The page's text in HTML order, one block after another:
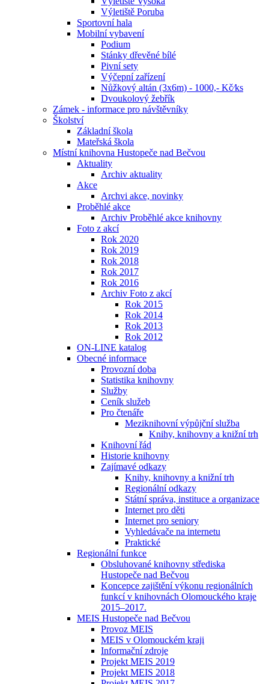
Výletiště Poruba
Sportovní hala
Mobilní vybavení
Podium
Stánky dřevěné bílé
Pivní sety
Výčepní zařízení
Nůžkový altán (3x6m) - 1000,- Kč⁄ks
Dvoukolový žebřík
Zámek - informace pro návštěvníky
Školství
Základní škola
Mateřská škola
Místní knihovna Hustopeče nad Bečvou
Aktuality
Archiv aktuality
Akce
Archvi akce, novinky
Proběhlé akce
Archiv Proběhlé akce knihovny
Foto z akcí
Rok 2020
Rok 2019
Rok 2018
Rok 2017
Rok 2016
Archiv Foto z akcí
Rok 2015
Rok 2014
Rok 2013
Rok 2012
ON-LINE katalog
Obecné informace
Provozní doba
Statistika knihovny
Služby
Ceník služeb
Pro čtenáře
Meziknihovní výpůjční služba
Knihy, knihovny a knižní trh
Knihovní řád
Historie knihovny
Zajímavé odkazy
Knihy, knihovny a knižní trh
Regionální odkazy
Státní správa, instituce a organizace
Internet pro děti
Internet pro seniory
Vyhledávače na internetu
Praktické
Regionální funkce
Obsluhované knihovny střediska
Hustopeče nad Bečvou
Koncepce zajištění výkonu regionálních
funkcí v knihovnách Olomouckého kraje
2015–2017.
MEIS Hustopeče nad Bečvou
Provoz MEIS
MEIS v Olomouckém kraji
Informační zdroje
Projekt MEIS 2019
Projekt MEIS 2018